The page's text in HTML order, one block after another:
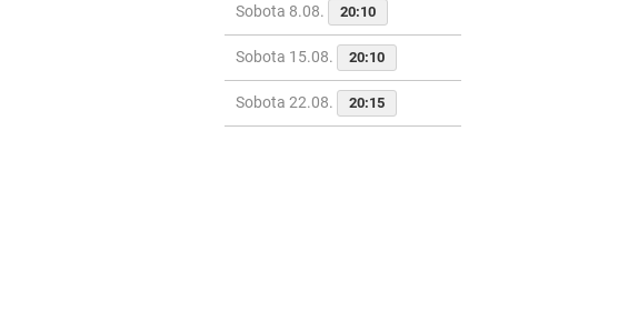
Sobota 8.08. 20:10
Sobota 15.08. 20:10
Sobota 22.08. 20:15